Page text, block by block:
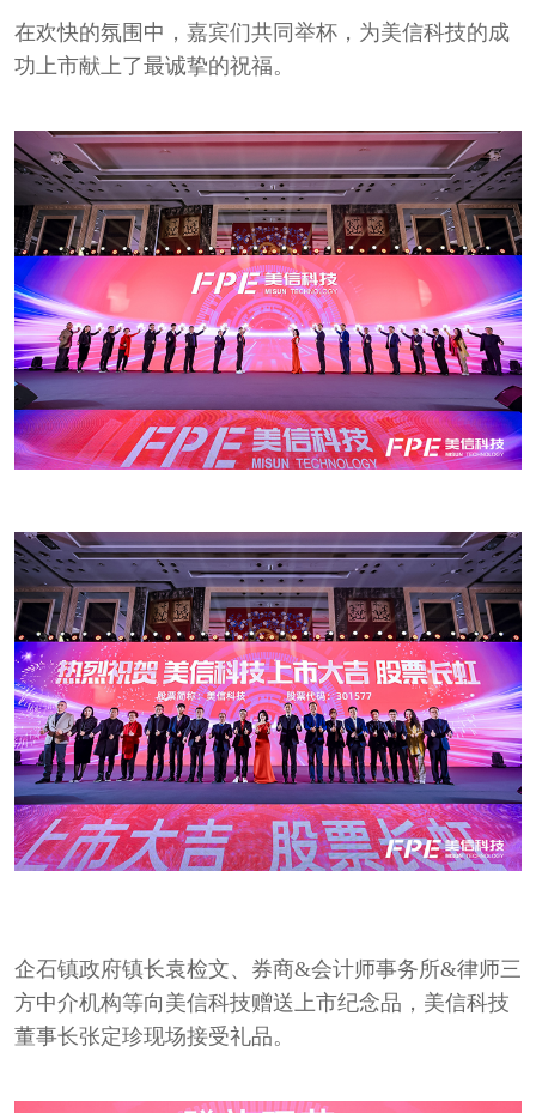
在欢快的氛围中，嘉宾们共同举杯，为美信科技的成
功上市献上了最诚挚的祝福。
企石镇政府镇长袁检文、券商&会计师事务所&律师三
方中介机构等向美信科技赠送上市纪念品，美信科技
董事长张定珍现场接受礼品。